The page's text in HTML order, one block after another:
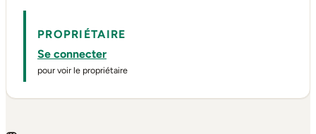
PROPRIÉTAIRE
Se connecter
pour voir le propriétaire